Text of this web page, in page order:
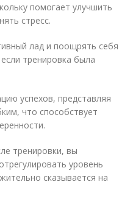
помогает улучшить
стресс.
лад и поощрять себя
тренировка была
успехов, представляя
что способствует
тренировки, вы
уровень
сказывается на